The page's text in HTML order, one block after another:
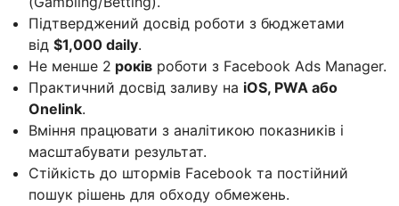
Підтверджений досвід роботи з бюджетами
від $1,000 daily.
Не менше 2 років роботи з Facebook Ads Manager.
Практичний досвід заливу на iOS, PWA або
Onelink.
Вміння працювати з аналітикою показників і
масштабувати результат.
Стійкість до штормів Facebook та постійний
пошук рішень для обходу обмежень.